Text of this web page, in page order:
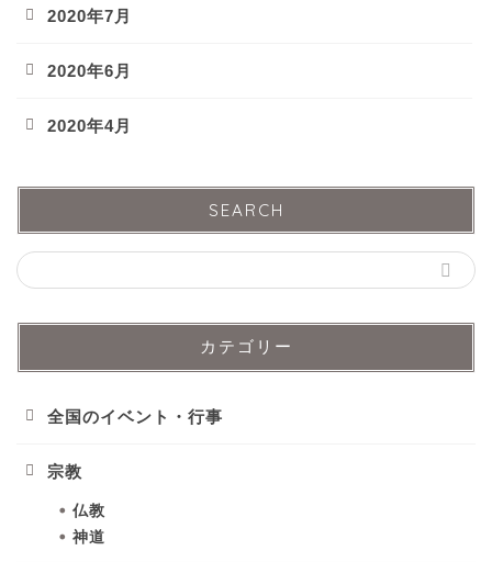
2020年7月
2020年6月
2020年4月
SEARCH
カテゴリー
全国のイベント・行事
宗教
仏教
神道